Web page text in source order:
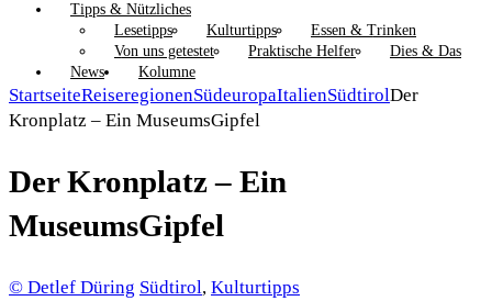
Tipps & Nützliches
Lesetipps
Kulturtipps
Essen & Trinken
Von uns getestet
Praktische Helfer
Dies & Das
News
Kolumne
StartseiteReiseregionenSüdeuropaItalienSüdtirolDer
Kronplatz – Ein MuseumsGipfel
Der Kronplatz – Ein
MuseumsGipfel
© Detlef Düring Südtirol, Kulturtipps